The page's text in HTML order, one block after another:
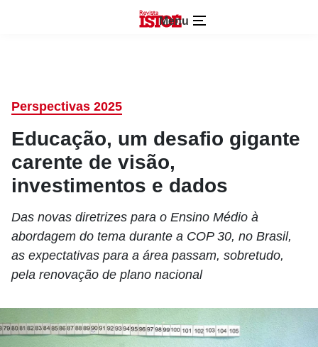
Menu
Perspectivas 2025
Educação, um desafio gigante
carente de visão,
investimentos e dados
Das novas diretrizes para o Ensino Médio à
abordagem do tema durante a COP 30, no Brasil,
as expectativas para a área passam, sobretudo,
pela renovação de plano nacional